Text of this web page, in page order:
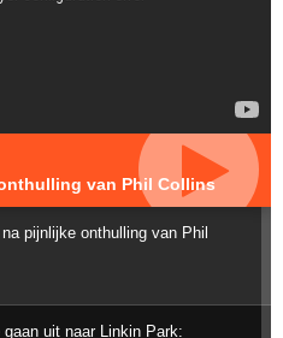
van Phil Collins
pijnlijke onthulling van Phil
uit naar Linkin Park: